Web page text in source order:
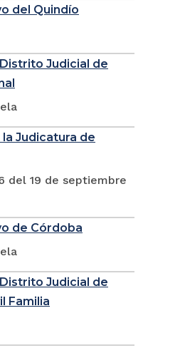
del Quindío
Judicial de
Judicatura de
del 19 de septiembre
de Córdoba
Judicial de
Familia